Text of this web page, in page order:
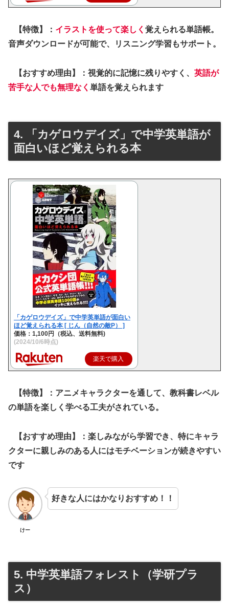
【特徴】： イラストを使って楽しく 覚えられる単語帳。
音声ダウンロードが可能で、リスニング学習もサポート。
【おすすめ理由】：視覚的に記憶に残りやすく、 英語が
苦手な人でも無理なく 単語を覚えられます
4. 「カゲロウデイズ」で中学英単語が
面白いほど覚えられる本
「カゲロウデイズ」で中学英単語が面白い
ほど覚えられる本 [ じん（自然の敵P） ]
価格：1,100円（税込、送料無料)
(2024/10/6時点)
楽天で購入
【特徴】：アニメキャラクターを通して、教科書レベル
の単語を楽しく学べる工夫がされている。
【おすすめ理由】：楽しみながら学習でき、特にキャラ
クターに親しみのある人にはモチベーションが続きやすい
です
けー
好きな人にはかなりおすすめ！！
5. 中学英単語フォレスト（学研プラ
ス）